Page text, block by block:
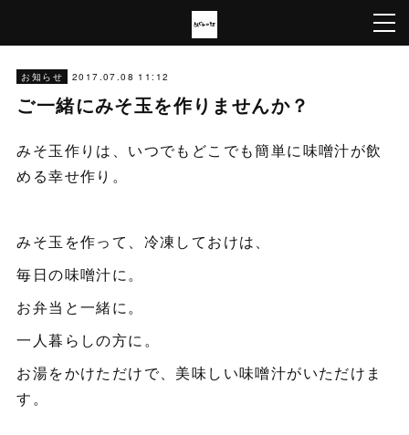
お知らせ 2017.07.08 11:12
ご一緒にみそ玉を作りませんか？
みそ玉作りは、いつでもどこでも簡単に味噌汁が飲
める幸せ作り。
みそ玉を作って、冷凍しておけは、
毎日の味噌汁に。
お弁当と一緒に。
一人暮らしの方に。
お湯をかけただけで、美味しい味噌汁がいただけま
す。